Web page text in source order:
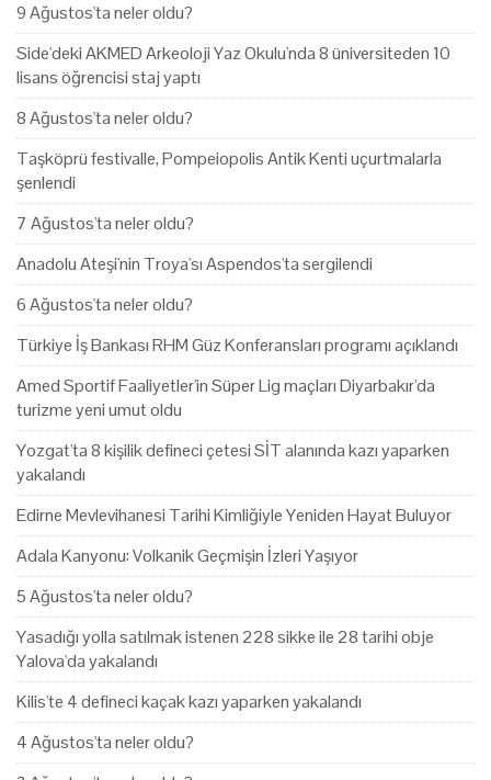
9 Ağustos'ta neler oldu?
Side'deki AKMED Arkeoloji Yaz Okulu'nda 8 üniversiteden 10
lisans öğrencisi staj yaptı
8 Ağustos'ta neler oldu?
Taşköprü festivalle, Pompeiopolis Antik Kenti uçurtmalarla
şenlendi
7 Ağustos'ta neler oldu?
Anadolu Ateşi'nin Troya'sı Aspendos'ta sergilendi
6 Ağustos'ta neler oldu?
Türkiye İş Bankası RHM Güz Konferansları programı açıklandı
Amed Sportif Faaliyetler'in Süper Lig maçları Diyarbakır'da
turizme yeni umut oldu
Yozgat'ta 8 kişilik defineci çetesi SİT alanında kazı yaparken
yakalandı
Edirne Mevlevihanesi Tarihi Kimliğiyle Yeniden Hayat Buluyor
Adala Kanyonu: Volkanik Geçmişin İzleri Yaşıyor
5 Ağustos'ta neler oldu?
Yasadığı yolla satılmak istenen 228 sikke ile 28 tarihi obje
Yalova'da yakalandı
Kilis'te 4 defineci kaçak kazı yaparken yakalandı
4 Ağustos'ta neler oldu?